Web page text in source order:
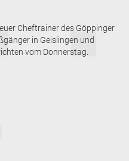
Cheftrainer des Göppinger
in Geislingen und
vom Donnerstag.